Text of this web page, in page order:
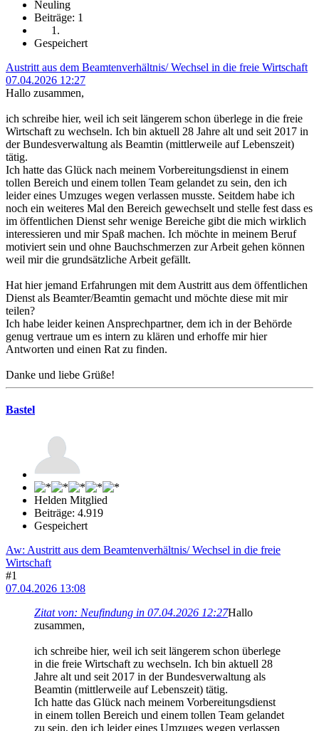
Neuling
Beiträge: 1
Gespeichert
Austritt aus dem Beamtenverhältnis/ Wechsel in die freie Wirtschaft
07.04.2026 12:27
Hallo zusammen,
ich schreibe hier, weil ich seit längerem schon überlege in die freie
Wirtschaft zu wechseln. Ich bin aktuell 28 Jahre alt und seit 2017 in
der Bundesverwaltung als Beamtin (mittlerweile auf Lebenszeit)
tätig.
Ich hatte das Glück nach meinem Vorbereitungsdienst in einem
tollen Bereich und einem tollen Team gelandet zu sein, den ich
leider eines Umzuges wegen verlassen musste. Seitdem habe ich
noch ein weiteres Mal den Bereich gewechselt und stelle fest dass es
im öffentlichen Dienst sehr wenige Bereiche gibt die mich wirklich
interessieren und mir Spaß machen. Ich möchte in meinem Beruf
motiviert sein und ohne Bauchschmerzen zur Arbeit gehen können
weil mir die grundsätzliche Arbeit gefällt.
Hat hier jemand Erfahrungen mit dem Austritt aus dem öffentlichen
Dienst als Beamter/Beamtin gemacht und möchte diese mit mir
teilen?
Ich habe leider keinen Ansprechpartner, dem ich in der Behörde
genug vertraue um es intern zu klären und erhoffe mir hier
Antworten und einen Rat zu finden.
Danke und liebe Grüße!
Bastel
Helden Mitglied
Beiträge: 4.919
Gespeichert
Aw: Austritt aus dem Beamtenverhältnis/ Wechsel in die freie
Wirtschaft
#1
07.04.2026 13:08
Zitat von: Neufindung in 07.04.2026 12:27Hallo
zusammen,
ich schreibe hier, weil ich seit längerem schon überlege
in die freie Wirtschaft zu wechseln. Ich bin aktuell 28
Jahre alt und seit 2017 in der Bundesverwaltung als
Beamtin (mittlerweile auf Lebenszeit) tätig.
Ich hatte das Glück nach meinem Vorbereitungsdienst
in einem tollen Bereich und einem tollen Team gelandet
zu sein, den ich leider eines Umzuges wegen verlassen